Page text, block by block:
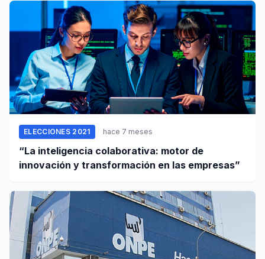
ELECCIONES 2021 hace 7 meses
“La inteligencia colaborativa: motor de
innovación y transformación en las empresas”